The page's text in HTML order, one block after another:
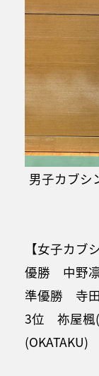
男子カブ
【女子カブ
優勝 中野
準優勝 寺
3位 祢屋楓(
(OKATAKU)